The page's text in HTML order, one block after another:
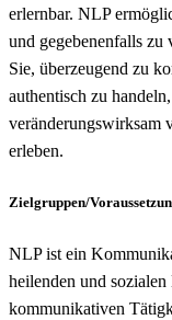
erlernbar. NLP
und gegebenenfalls
Sie, überzeugend zu
authentisch zu
veränderungswirksam
erleben.
Zielgruppen/
NLP ist ein
heilenden und
kommunikativen